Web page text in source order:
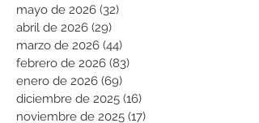
mayo de 2026 (32)
abril de 2026 (29)
marzo de 2026 (44)
febrero de 2026 (83)
enero de 2026 (69)
diciembre de 2025 (16)
noviembre de 2025 (17)